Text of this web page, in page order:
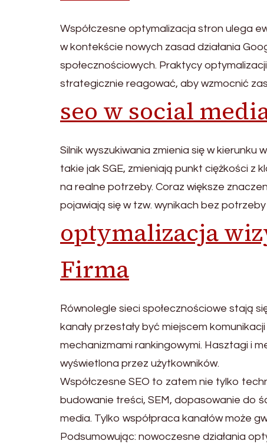
Współczesne optymalizacja stron ulega
w kontekście nowych zasad działania
społecznościowych. Praktycy
strategicznie reagować, aby wzmocnić
seo w social
Silnik wyszukiwania zmienia się w
takie jak SGE, zmieniają punkt ciężkości
na realne potrzeby. Coraz większe
pojawiają się w tzw. wynikach bez
optymalizacja
Firma
Równolegle sieci społecznościowe stają
kanały przestały być miejscem
mechanizmami rankingowymi. Hasztagi i
wyświetlona przez użytkowników.
Współczesne SEO to zatem nie tylko
budowanie treści, SEM, dopasowanie do
media. Tylko współpraca kanałów może
Podsumowując: nowoczesne działania